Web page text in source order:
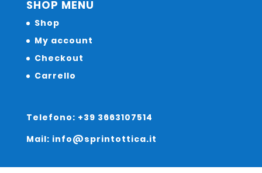
SHOP MENU
Shop
My account
Checkout
Carrello
Telefono: +39 3663107514
Mail: info@sprintottica.it